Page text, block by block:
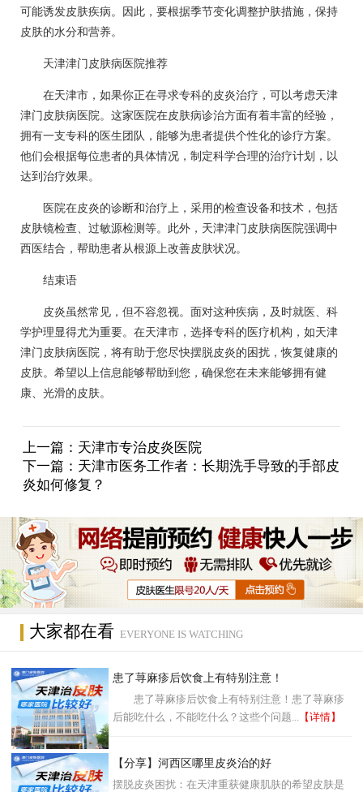
可能诱发皮肤疾病。因此，要根据季节变化调整护肤措施，保持
皮肤的水分和营养。
天津津门皮肤病医院推荐
在天津市，如果你正在寻求专科的皮炎治疗，可以考虑天津
津门皮肤病医院。这家医院在皮肤病诊治方面有着丰富的经验，
拥有一支专科的医生团队，能够为患者提供个性化的诊疗方案。
他们会根据每位患者的具体情况，制定科学合理的治疗计划，以
达到治疗效果。
医院在皮炎的诊断和治疗上，采用的检查设备和技术，包括
皮肤镜检查、过敏源检测等。此外，天津津门皮肤病医院强调中
西医结合，帮助患者从根源上改善皮肤状况。
结束语
皮炎虽然常见，但不容忽视。面对这种疾病，及时就医、科
学护理显得尤为重要。在天津市，选择专科的医疗机构，如天津
津门皮肤病医院，将有助于您尽快摆脱皮炎的困扰，恢复健康的
皮肤。希望以上信息能够帮助到您，确保您在未来能够拥有健
康、光滑的皮肤。
上一篇： 天津市专治皮炎医院
下一篇： 天津市医务工作者：长期洗手导致的手部皮
炎如何修复？
大家都在看 EVERYONE IS WATCHING
患了荨麻疹后饮食上有特别注意！
患了荨麻疹后饮食上有特别注意！患了荨麻疹
后能吃什么，不能吃什么？这些个问题... 【详情】
【分享】河西区哪里皮炎治的好
摆脱皮炎困扰：在天津重获健康肌肤的希望皮肤是